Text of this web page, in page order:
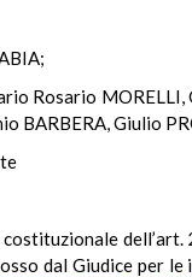
Rosario
BARBERA, Giulio
dell’art.
dal Giudice per